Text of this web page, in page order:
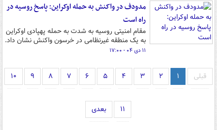
مدودف در واکنش به حمله اوکراین: پاسخ روسیه در
راه است
مقام امنیتی روسیه به شدت به حمله پهپادی اوکراین
به یک منطقه غیرنظامی در خرسون واکنش نشان داد.
۱۱ دی ۰۴ - ۱۷:۰۰
قبلی ۱ ۲ ۳ ۴ ۵ ۶ ۷ ۸ ۹ ۱۰
۱۱ بعدی